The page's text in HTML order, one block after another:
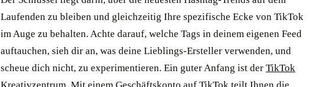
Laufenden zu bleiben und gleichzeitig Ihre spezifische Ecke von TikTok
im Auge zu behalten. Achte darauf, welche Tags in deinem eigenen Feed
auftauchen, sieh dir an, was deine Lieblings-Ersteller verwenden, und
scheue dich nicht, zu experimentieren. Ein guter Anfang ist der TikTok